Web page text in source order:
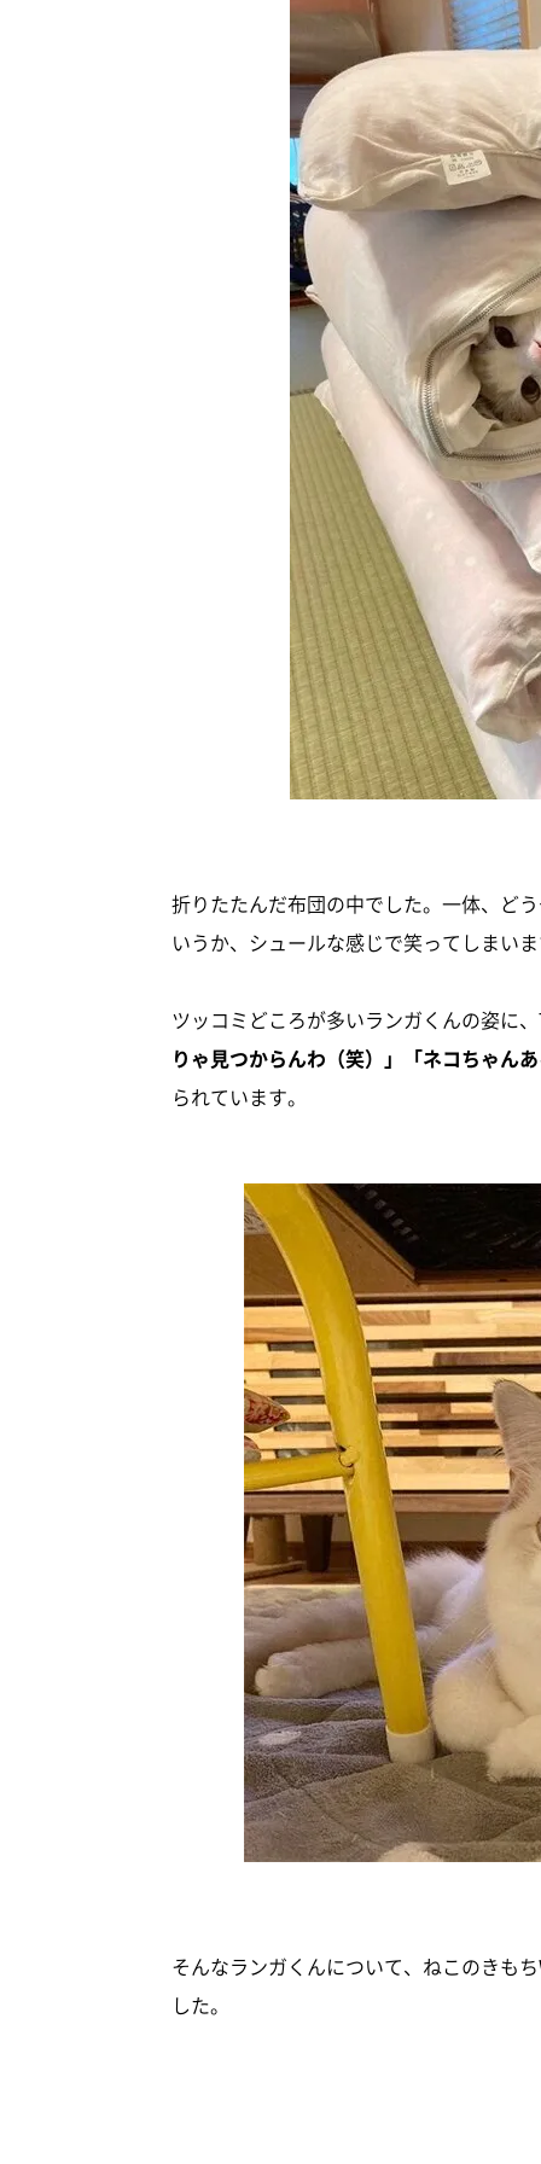
折りたたんだ布団の中でした。一体、ど
いうか、シュールな感じで笑ってしまい
ツッコミどころが多いランガくんの姿に
りゃ見つからんわ（笑）」「ネコちゃん
られています。
そんなランガくんについて、ねこのきも
した。